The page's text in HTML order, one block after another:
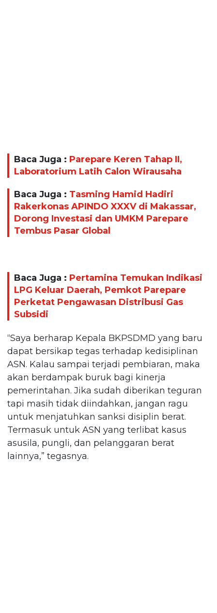
Baca Juga : Parepare Keren Tahap II,
Laboratorium Latih Calon Wirausaha
Baca Juga : Tasming Hamid Hadiri
Rakerkonas APINDO XXXV di Makassar,
Dorong Investasi dan UMKM Parepare
Tembus Pasar Global
Baca Juga : Pertamina Temukan Indikasi
LPG Keluar Daerah, Pemkot Parepare
Perketat Pengawasan Distribusi Gas
Subsidi
“Saya berharap Kepala BKPSDMD yang baru
dapat bersikap tegas terhadap kedisiplinan
ASN. Kalau sampai terjadi pembiaran, maka
akan berdampak buruk bagi kinerja
pemerintahan. Jika sudah diberikan teguran
tapi masih tidak diindahkan, jangan ragu
untuk menjatuhkan sanksi disiplin berat.
Termasuk untuk ASN yang terlibat kasus
asusila, pungli, dan pelanggaran berat
lainnya,” tegasnya.